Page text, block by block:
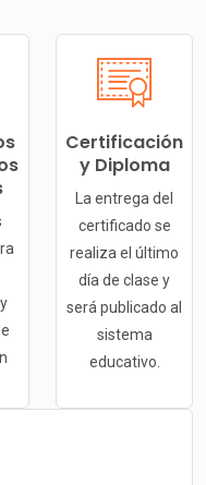
Certificación
y Diploma
La entrega del
certificado se
realiza el último
día de clase y
será publicado al
sistema
educativo.